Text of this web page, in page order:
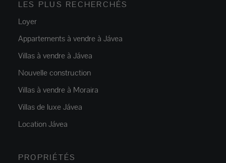
LES PLUS RECHERCHÉS
Loyer
Appartements à vendre à Jávea
Villas à vendre à Jávea
Nouvelle construction
Villas à vendre à Moraira
Villas de luxe Jávea
Location Jávea
PROPRIÉTÉS